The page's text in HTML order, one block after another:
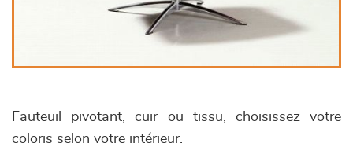
Fauteuil pivotant, cuir ou tissu, choisissez votre
coloris selon votre intérieur.